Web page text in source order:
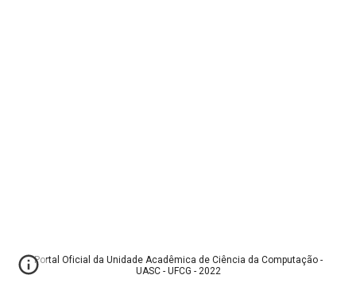
Portal Oficial da Unidade Acadêmica de Ciência da Computação -
UASC - UFCG - 2022